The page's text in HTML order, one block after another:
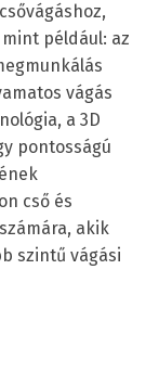
például: az
vágás
a 3D
pontosságú
cső és
akik
szintű vágási